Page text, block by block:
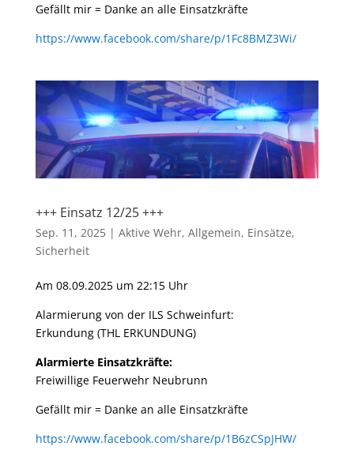
Gefällt mir = Danke an alle Einsatzkräfte
https://www.facebook.com/share/p/1Fc8BMZ3Wi/
+++ Einsatz 12/25 +++
Sep. 11, 2025| Aktive Wehr, Allgemein, Einsätze,
Sicherheit
Am 08.09.2025 um 22:15 Uhr
Alarmierung von der ILS Schweinfurt:
Erkundung (THL ERKUNDUNG)
Alarmierte Einsatzkräfte:
Freiwillige Feuerwehr Neubrunn
Gefällt mir = Danke an alle Einsatzkräfte
https://www.facebook.com/share/p/1B6zCSpJHW/